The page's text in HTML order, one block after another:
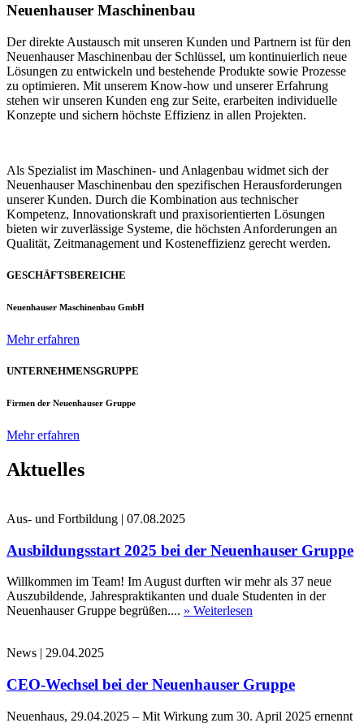
Neuenhauser Maschinenbau
Der direkte Austausch mit unseren Kunden und Partnern ist für den
Neuenhauser Maschinenbau der Schlüssel, um kontinuierlich neue
Lösungen zu entwickeln und bestehende Produkte sowie Prozesse
zu optimieren. Mit unserem Know-how und unserer Erfahrung
stehen wir unseren Kunden eng zur Seite, erarbeiten individuelle
Konzepte und sichern höchste Effizienz in allen Projekten.
Als Spezialist im Maschinen- und Anlagenbau widmet sich der
Neuenhauser Maschinenbau den spezifischen Herausforderungen
unserer Kunden. Durch die Kombination aus technischer
Kompetenz, Innovationskraft und praxisorientierten Lösungen
bieten wir zuverlässige Systeme, die höchsten Anforderungen an
Qualität, Zeitmanagement und Kosteneffizienz gerecht werden.
GESCHÄFTSBEREICHE
Neuenhauser Maschinenbau GmbH
Mehr erfahren
UNTERNEHMENSGRUPPE
Firmen der Neuenhauser Gruppe
Mehr erfahren
Aktuelles
Aus- und Fortbildung | 07.08.2025
Ausbildungsstart 2025 bei der Neuenhauser Gruppe
Willkommen im Team! Im August durften wir mehr als 37 neue
Auszubildende, Jahrespraktikanten und duale Studenten in der
Neuenhauser Gruppe begrüßen.... » Weiterlesen
News | 29.04.2025
CEO-Wechsel bei der Neuenhauser Gruppe
Neuenhaus, 29.04.2025 – Mit Wirkung zum 30. April 2025 ernennt